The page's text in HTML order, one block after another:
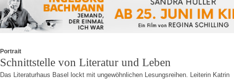
Portrait
Schnittstelle von Literatur und Leben
Das Literaturhaus Basel lockt mit ungewöhnlichen Lesungsreihen. Leiterin Katrin